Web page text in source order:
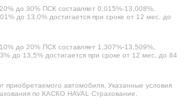
до 30% ПСК составляет 0,015%-13,008%,
до 13,0% достигается при сроке от 12 мес. до
до 20% ПСК составляет 1,307%-13,509%,
до 13,5% достигается при сроке от 12 мес. до 84
приобретаемого автомобиля. Указанные условия
по КАСКО HAVAL Страхование.